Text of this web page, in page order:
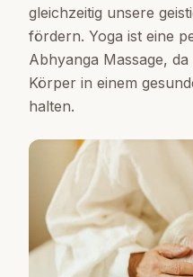
gleichzeitig unsere
fördern. Yoga ist eine
Abhyanga Massage,
Körper in einem
halten.